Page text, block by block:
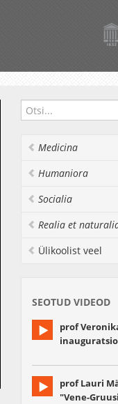
Medicina
Humaniora
Socialia
Realia et
Ülikoolist veel
SEOTUD VIDEOD
prof
prof Lauri
"Vene-